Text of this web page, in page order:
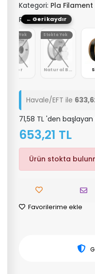
Kategori: Pla Filament
Renk: Turuncu
Mor
Stokta Yok
Natural Beyaz
Stokta Yok
← Geri kaydır
Havale/EFT ile
71,58 TL 'den
653,21 TL
Ürün stokta
Favorilerime ekle